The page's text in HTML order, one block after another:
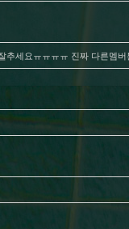
추세요ㅠㅠㅠㅠ 진짜 다른멤